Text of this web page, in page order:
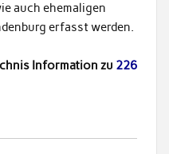
auch ehemaligen
erfasst werden.
Information zu 226